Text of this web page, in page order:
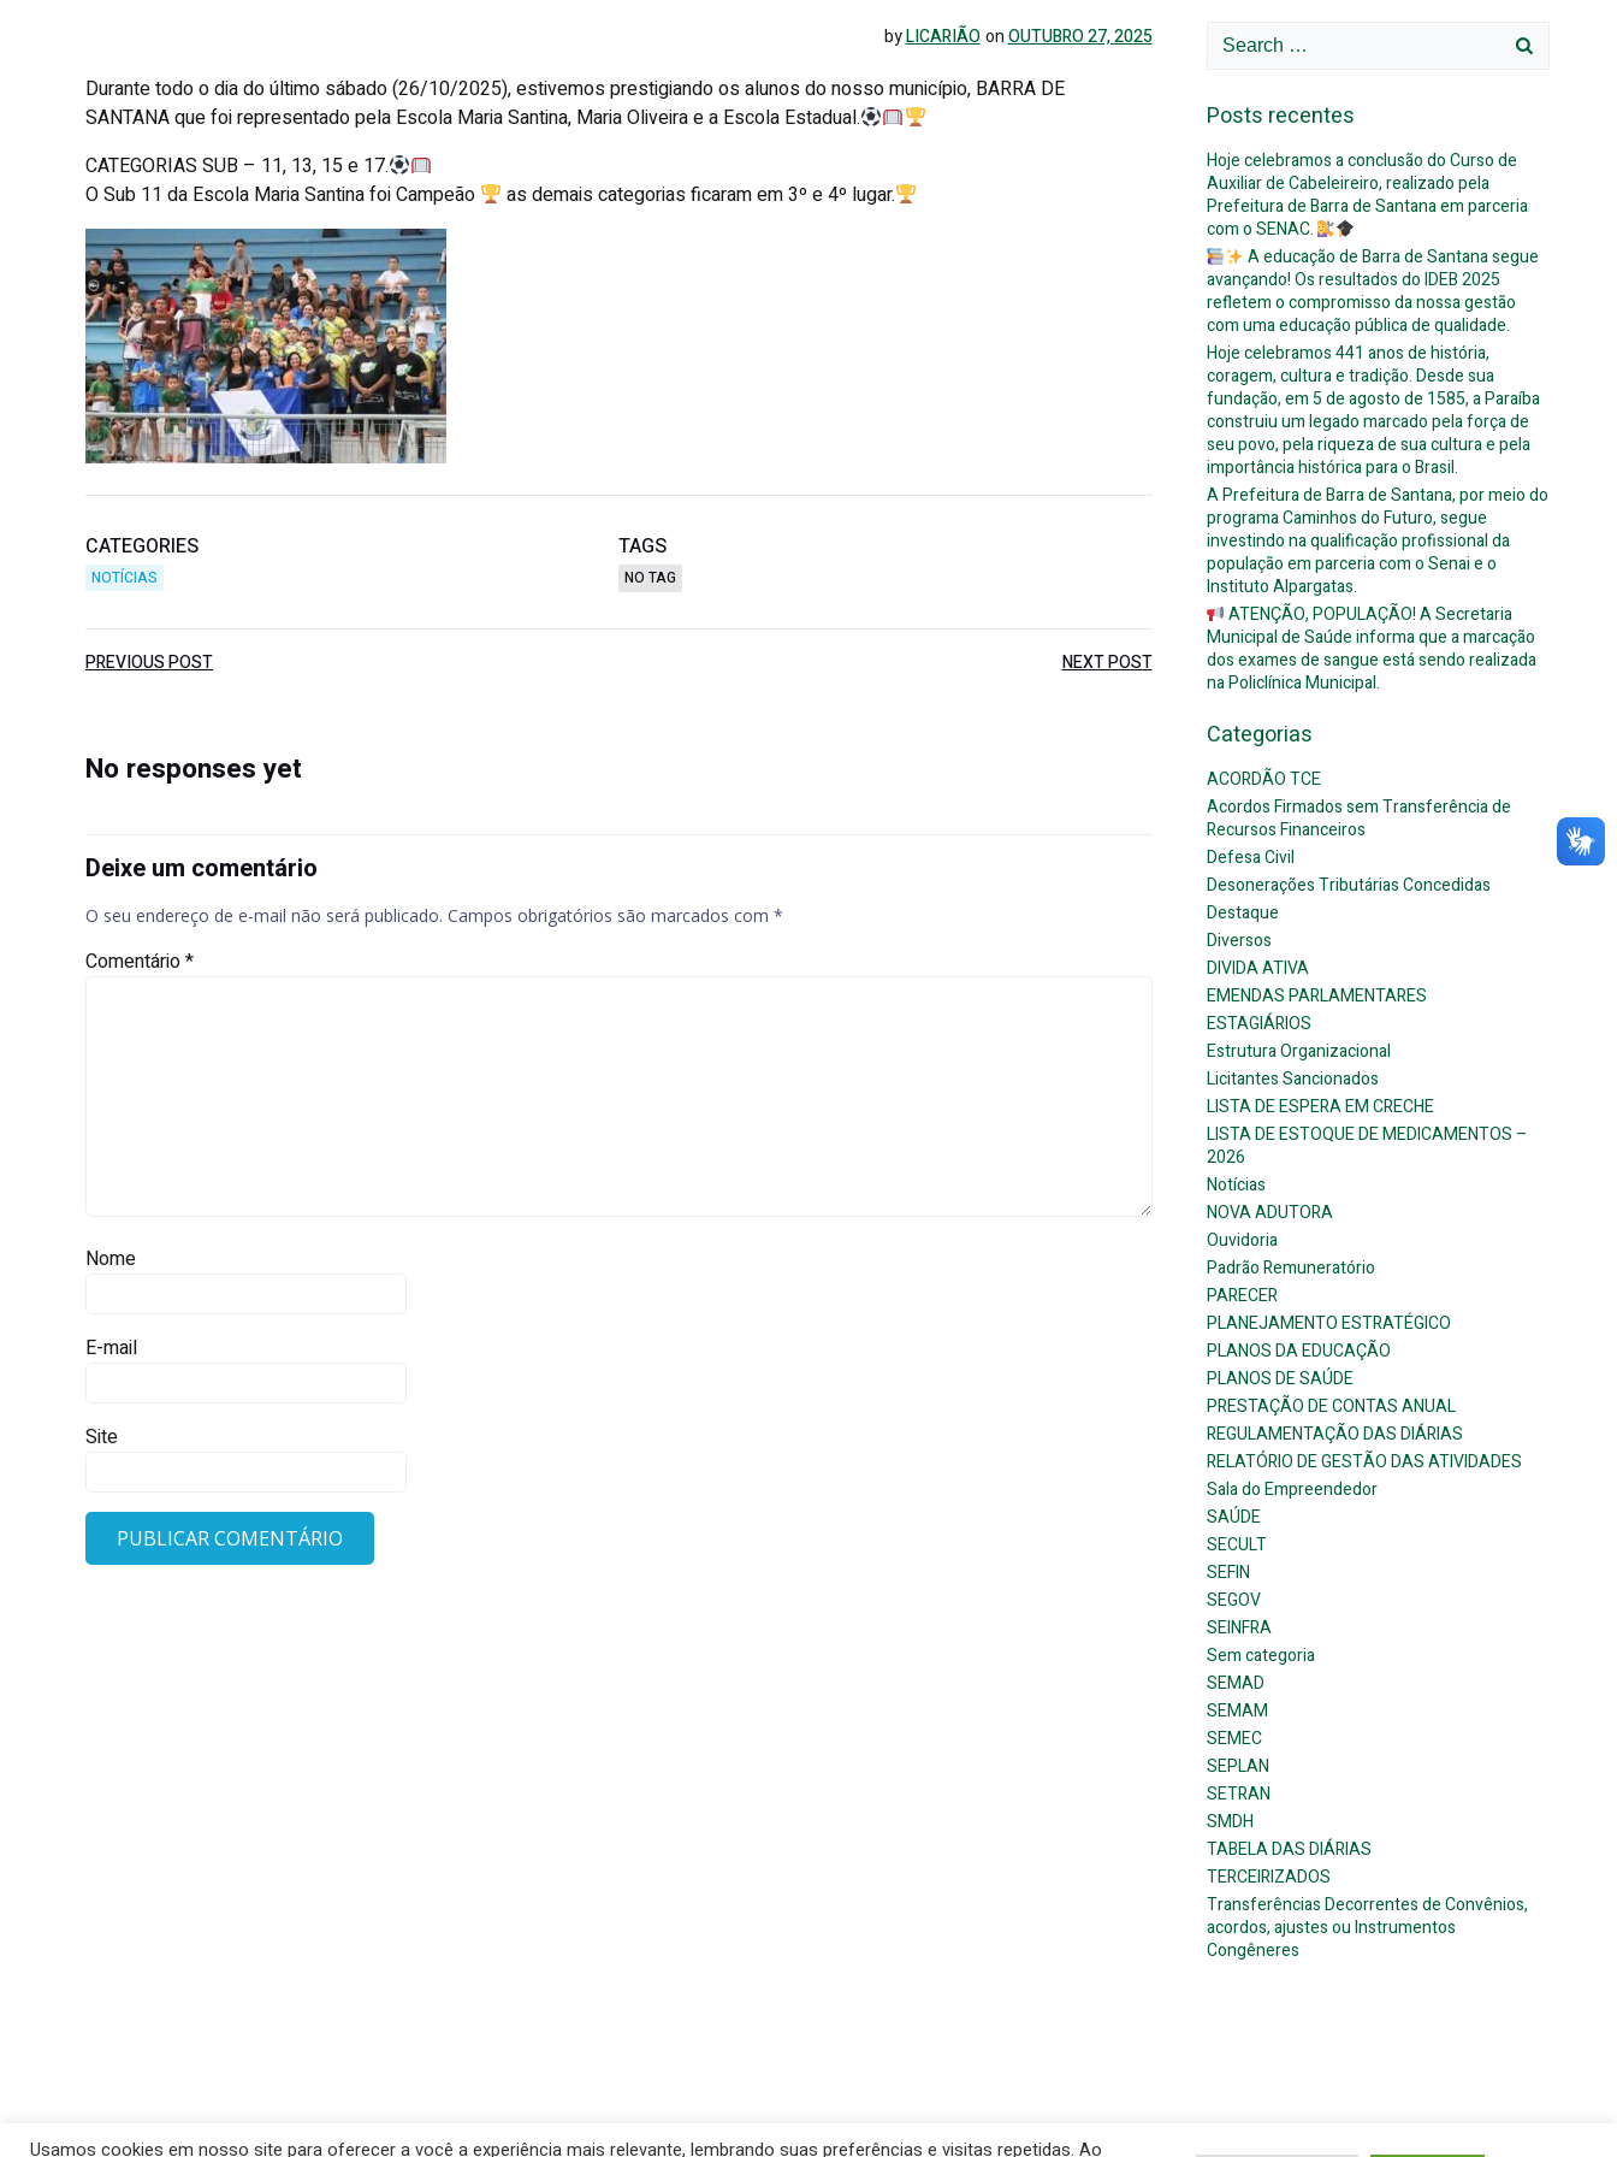
byLICARIÃO onOUTUBRO 27, 2025
Durante todo o dia do último sábado (26/10/2025), estivemos prestigiando os alunos do nosso município, BARRA DE
SANTANA que foi representado pela Escola Maria Santina, Maria Oliveira e a Escola Estadual.
CATEGORIAS SUB – 11, 13, 15 e 17.
O Sub 11 da Escola Maria Santina foi Campeão
as demais categorias ficaram em 3º e 4º lugar.
CATEGORIES
NOTÍCIAS
TAGS
NO TAG
Post
navigation
PREVIOUS POST NEXT POST
No responses yet
Deixe um comentário
O seu endereço de e-mail não será publicado. Campos obrigatórios são marcados com *
Comentário*
Nome
E-mail
Site
Search
Posts recentes
Hoje celebramos a conclusão do Curso de
Auxiliar de Cabeleireiro, realizado pela
Prefeitura de Barra de Santana em parceria
com o SENAC.
A educação de Barra de Santana segue
avançando! Os resultados do IDEB 2025
refletem o compromisso da nossa gestão
com uma educação pública de qualidade.
Hoje celebramos 441 anos de história,
coragem, cultura e tradição. Desde sua
fundação, em 5 de agosto de 1585, a Paraíba
construiu um legado marcado pela força de
seu povo, pela riqueza de sua cultura e pela
importância histórica para o Brasil.
A Prefeitura de Barra de Santana, por meio do
programa Caminhos do Futuro, segue
investindo na qualificação profissional da
população em parceria com o Senai e o
Instituto Alpargatas.
ATENÇÃO, POPULAÇÃO! A Secretaria
Municipal de Saúde informa que a marcação
dos exames de sangue está sendo realizada
na Policlínica Municipal.
Categorias
ACORDÃO TCE
Acordos Firmados sem Transferência de
Recursos Financeiros
Defesa Civil
Desonerações Tributárias Concedidas
Destaque
Diversos
DIVIDA ATIVA
EMENDAS PARLAMENTARES
ESTAGIÁRIOS
Estrutura Organizacional
Licitantes Sancionados
LISTA DE ESPERA EM CRECHE
LISTA DE ESTOQUE DE MEDICAMENTOS –
2026
Notícias
NOVA ADUTORA
Ouvidoria
Padrão Remuneratório
PARECER
PLANEJAMENTO ESTRATÉGICO
PLANOS DA EDUCAÇÃO
PLANOS DE SAÚDE
PRESTAÇÃO DE CONTAS ANUAL
REGULAMENTAÇÃO DAS DIÁRIAS
RELATÓRIO DE GESTÃO DAS ATIVIDADES
Sala do Empreendedor
SAÚDE
SECULT
SEFIN
SEGOV
SEINFRA
Sem categoria
SEMAD
SEMAM
SEMEC
SEPLAN
SETRAN
SMDH
TABELA DAS DIÁRIAS
TERCEIRIZADOS
Transferências Decorrentes de Convênios,
acordos, ajustes ou Instrumentos
Congêneres
Usamos cookies em nosso site para oferecer a você a experiência mais relevante, lembrando suas preferências e visitas repetidas. Ao